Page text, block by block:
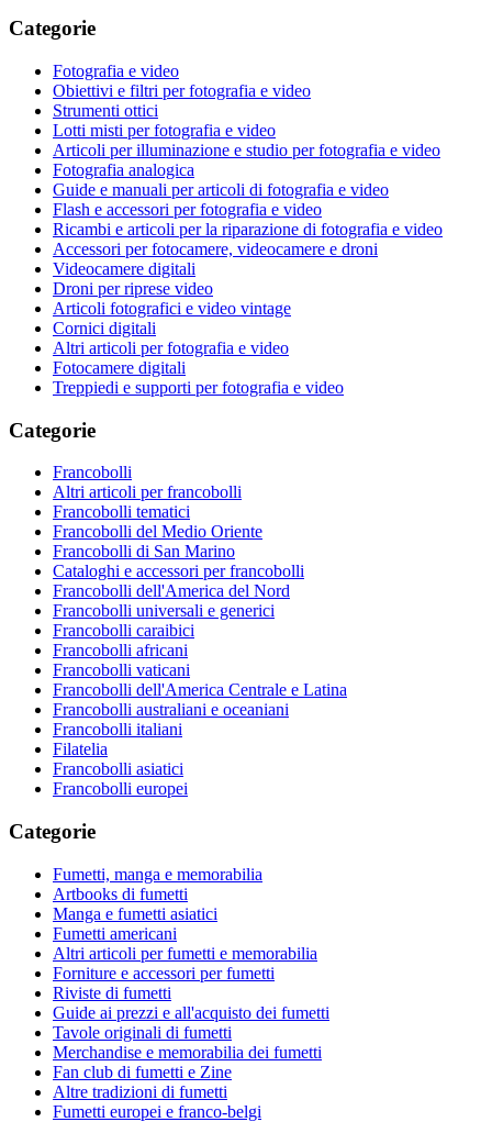
Categorie
Fotografia e video
Obiettivi e filtri per fotografia e video
Strumenti ottici
Lotti misti per fotografia e video
Articoli per illuminazione e studio per fotografia e video
Fotografia analogica
Guide e manuali per articoli di fotografia e video
Flash e accessori per fotografia e video
Ricambi e articoli per la riparazione di fotografia e video
Accessori per fotocamere, videocamere e droni
Videocamere digitali
Droni per riprese video
Articoli fotografici e video vintage
Cornici digitali
Altri articoli per fotografia e video
Fotocamere digitali
Treppiedi e supporti per fotografia e video
Categorie
Francobolli
Altri articoli per francobolli
Francobolli tematici
Francobolli del Medio Oriente
Francobolli di San Marino
Cataloghi e accessori per francobolli
Francobolli dell'America del Nord
Francobolli universali e generici
Francobolli caraibici
Francobolli africani
Francobolli vaticani
Francobolli dell'America Centrale e Latina
Francobolli australiani e oceaniani
Francobolli italiani
Filatelia
Francobolli asiatici
Francobolli europei
Categorie
Fumetti, manga e memorabilia
Artbooks di fumetti
Manga e fumetti asiatici
Fumetti americani
Altri articoli per fumetti e memorabilia
Forniture e accessori per fumetti
Riviste di fumetti
Guide ai prezzi e all'acquisto dei fumetti
Tavole originali di fumetti
Merchandise e memorabilia dei fumetti
Fan club di fumetti e Zine
Altre tradizioni di fumetti
Fumetti europei e franco-belgi